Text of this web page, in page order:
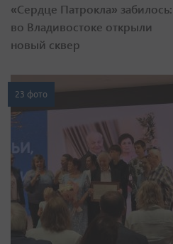
«Сердце Патрокла» забилось:
во Владивостоке открыли
новый сквер
23 фото